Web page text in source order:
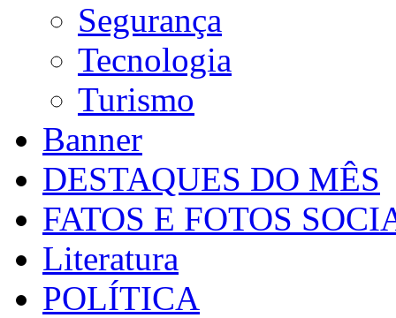
Segurança
Tecnologia
Turismo
Banner
DESTAQUES DO MÊS
FATOS E FOTOS
Literatura
POLÍTICA